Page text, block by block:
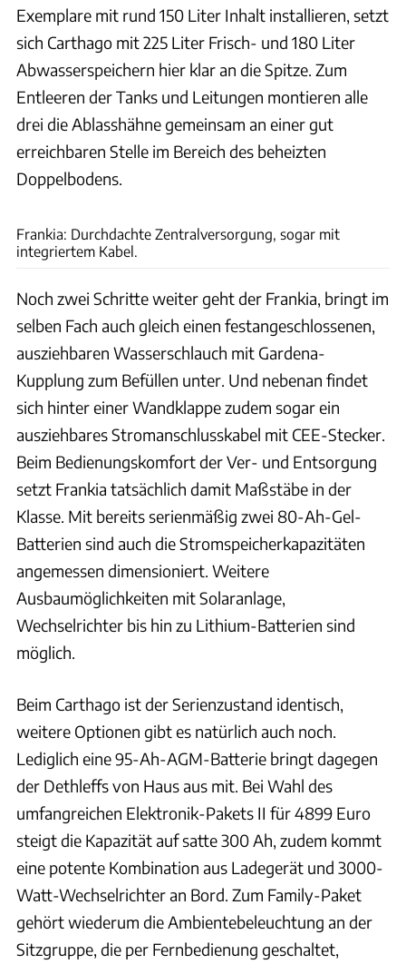
Exemplare mit rund 150 Liter Inhalt installieren, setzt
sich Carthago mit 225 Liter Frisch- und 180 Liter
Abwasserspeichern hier klar an die Spitze. Zum
Entleeren der Tanks und Leitungen montieren alle
drei die Ablasshähne gemeinsam an einer gut
erreichbaren Stelle im Bereich des beheizten
Doppelbodens.
Frankia: Durchdachte Zentralversorgung, sogar mit
integriertem Kabel.
Noch zwei Schritte weiter geht der Frankia, bringt im
selben Fach auch gleich einen festangeschlossenen,
ausziehbaren Wasserschlauch mit Gardena-
Kupplung zum Befüllen unter. Und nebenan findet
sich hinter einer Wandklappe zudem sogar ein
ausziehbares Stromanschlusskabel mit CEE-Stecker.
Beim Bedienungskomfort der Ver- und Entsorgung
setzt Frankia tatsächlich damit Maßstäbe in der
Klasse. Mit bereits serienmäßig zwei 80-Ah-Gel-
Batterien sind auch die Stromspeicherkapazitäten
angemessen dimensioniert. Weitere
Ausbaumöglichkeiten mit Solaranlage,
Wechselrichter bis hin zu Lithium-Batterien sind
möglich.
Beim Carthago ist der Serienzustand identisch,
weitere Optionen gibt es natürlich auch noch.
Lediglich eine 95-Ah-AGM-Batterie bringt dagegen
der Dethleffs von Haus aus mit. Bei Wahl des
umfangreichen Elektronik-Pakets II für 4899 Euro
steigt die Kapazität auf satte 300 Ah, zudem kommt
eine potente Kombination aus Ladegerät und 3000-
Watt-Wechselrichter an Bord. Zum Family-Paket
gehört wiederum die Ambientebeleuchtung an der
Sitzgruppe, die per Fernbedienung geschaltet,